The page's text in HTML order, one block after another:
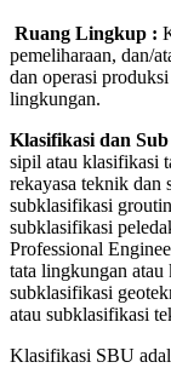
Ruang Lingkup :
pemeliharaan, dan/
dan operasi
lingkungan.
Klasifikasi dan
sipil atau klasifikasi
rekayasa teknik dan
subklasifikasi
subklasifikasi
Professional
tata lingkungan atau
subklasifikasi
atau subklasifikasi
Klasifikasi SBU